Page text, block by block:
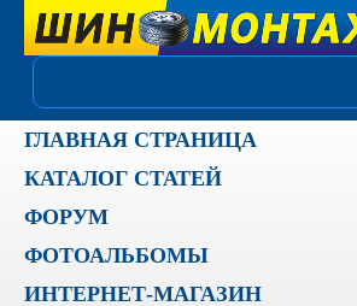
ГЛАВНАЯ СТРАНИЦА
КАТАЛОГ СТАТЕЙ
ФОРУМ
ФОТОАЛЬБОМЫ
ИНТЕРНЕТ-МАГАЗИН